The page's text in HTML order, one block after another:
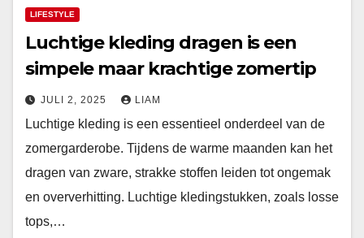
LIFESTYLE
Luchtige kleding dragen is een
simpele maar krachtige zomertip
JULI 2, 2025 LIAM
Luchtige kleding is een essentieel onderdeel van de
zomergarderobe. Tijdens de warme maanden kan het
dragen van zware, strakke stoffen leiden tot ongemak
en oververhitting. Luchtige kledingstukken, zoals losse
tops,…